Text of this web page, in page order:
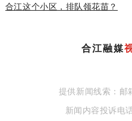
合江这个小区，排队领花苗？
合江融媒
提供新闻线索：
新闻内容投诉电